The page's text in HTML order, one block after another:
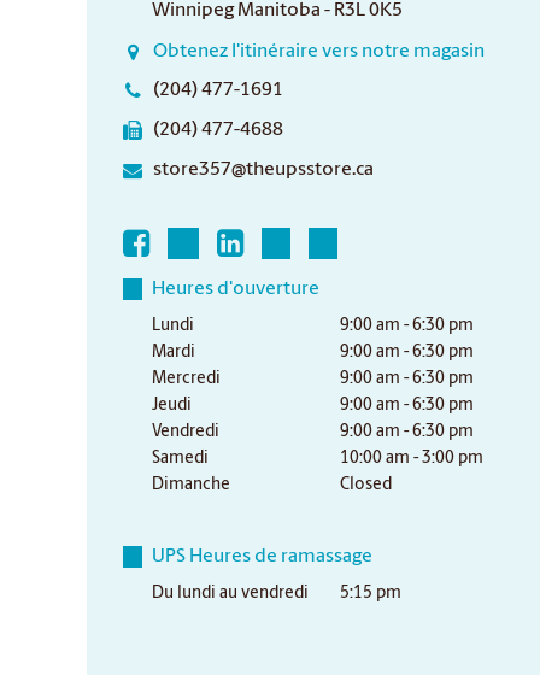
Winnipeg Manitoba - R3L 0K5
Obtenez l'itinéraire vers notre magasin
(204) 477-1691
(204) 477-4688
store357@theupsstore.ca
Heures d'ouverture
Lundi
9:00 am - 6:30 pm
Mardi
9:00 am - 6:30 pm
Mercredi
9:00 am - 6:30 pm
Jeudi
9:00 am - 6:30 pm
Vendredi
9:00 am - 6:30 pm
Samedi
10:00 am - 3:00 pm
Dimanche
Closed
UPS Heures de ramassage
Du lundi au vendredi 5:15 pm